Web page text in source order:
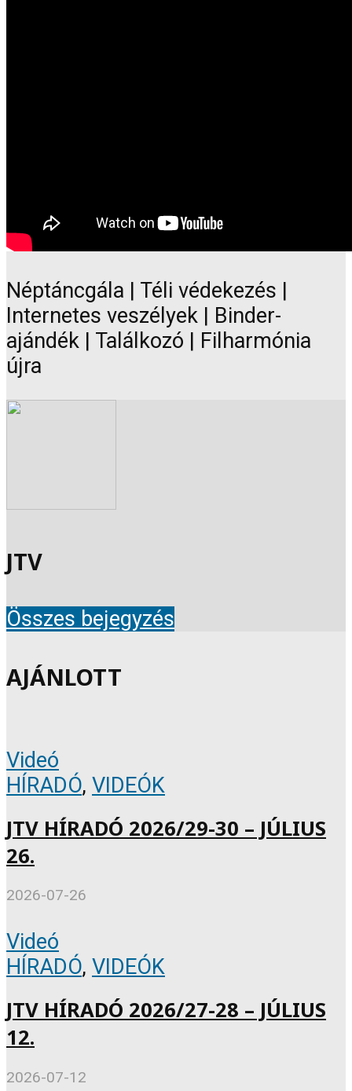
Néptáncgála | Téli védekezés |
Internetes veszélyek | Binder-
ajándék | Találkozó | Filharmónia
újra
JTV
Összes bejegyzés
AJÁNLOTT
Videó
HÍRADÓ, VIDEÓK
JTV HÍRADÓ 2026/29-30 – JÚLIUS
26.
2026-07-26
Videó
HÍRADÓ, VIDEÓK
JTV HÍRADÓ 2026/27-28 – JÚLIUS
12.
2026-07-12